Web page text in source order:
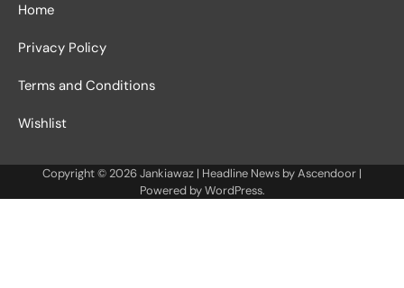
Home
Privacy Policy
Terms and Conditions
Wishlist
Copyright © 2026Jankiawaz | Headline News byAscendoor |
Powered byWordPress.